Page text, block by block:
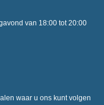
van 18:00 tot 20:00
waar u ons kunt volgen